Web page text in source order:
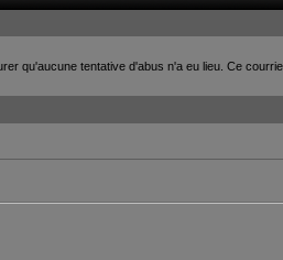
qu'aucune tentative d'abus n'a eu lieu. Ce